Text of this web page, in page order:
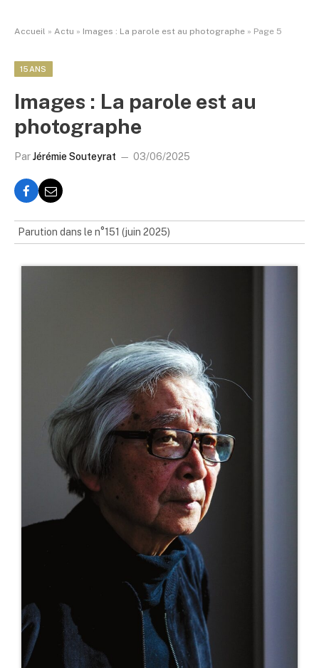
Accueil » Actu » Images : La parole est au photographe » Page 5
15ANS
Images : La parole est au
photographe
ParJérémie Souteyrat 03/06/2025
Parution dans le n°151 (juin 2025)